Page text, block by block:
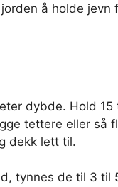
å holde jevn
dybde. Hold 15
tettere eller så
dekk lett til.
tynnes de til 3 til